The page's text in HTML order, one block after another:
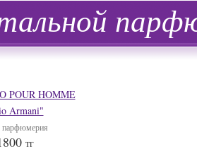
POUR HOMME
Armani"
тг